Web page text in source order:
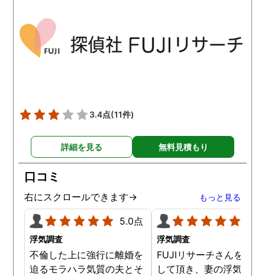
3.4点(11件)
詳細を見る 無料見積もり
口コミ
右にスクロールできます→ もっと見る
5.0点
浮気調査
不倫した上に強行に離婚を
迫るモラハラ気質の夫とそ
浮気調査
FUJIリサーチさんをご紹
して頂き、妻の浮気調査